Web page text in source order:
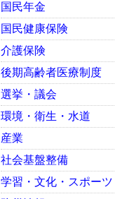
国民年金
国民健康保険
介護保険
後期高齢者医療制度
選挙・議会
環境・衛生・水道
産業
社会基盤整備
学習・文化・スポーツ